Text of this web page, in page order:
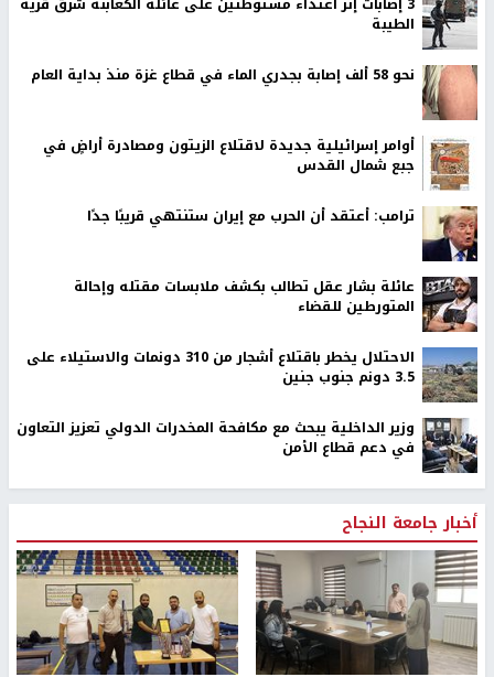
الطيبة
نحو 58 ألف إصابة بجدري الماء في قطاع غزة منذ بداية العام
أوامر إسرائيلية جديدة لاقتلاع الزيتون ومصادرة أراضٍ في
جبع شمال القدس
ترامب: أعتقد أن الحرب مع إيران ستنتهي قريبًا جدًا
عائلة بشار عقل تطالب بكشف ملابسات مقتله وإحالة
المتورطين للقضاء
الاحتلال يخطر باقتلاع أشجار من 310 دونمات والاستيلاء على
3.5 دونم جنوب جنين
وزير الداخلية يبحث مع مكافحة المخدرات الدولي تعزيز التعاون
في دعم قطاع الأمن
أخبار جامعة النجاح